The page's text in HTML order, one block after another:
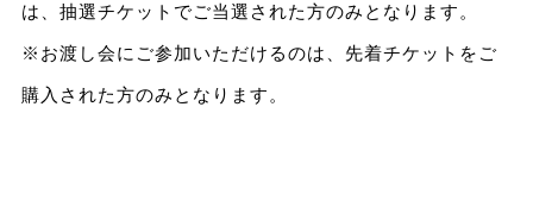
は、抽選チケットでご当選された方のみとなります。
※お渡し会にご参加いただけるのは、先着チケットをご
購入された方のみとなります。